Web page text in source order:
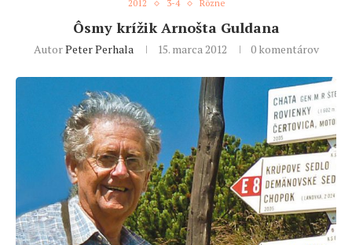
2012 3-4 Rôzne
Ôsmy krížik Arnošta Guldana
AutorPeter Perhala 15. marca 2012 0 komentárov